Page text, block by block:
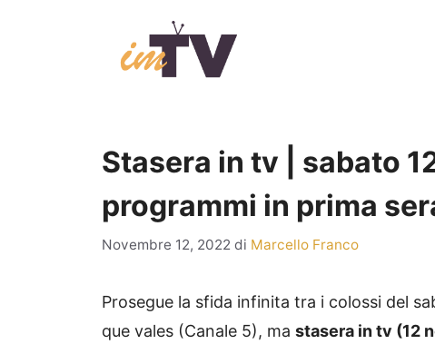
Stasera in tv | sabato
programmi in prima
Novembre 12, 2022 di Marcello Franco
Prosegue la sfida infinita tra i colossi del
que vales (Canale 5), ma stasera in tv (12